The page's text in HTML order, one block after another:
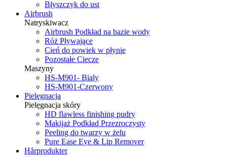
Błyszczyk do ust
Airbrush
Natryskiwacz
Airbrush Podkład na bazie wody
Róż Pływające
Cień do powiek w płynie
Pozostałe Ciecze
Maszyny
HS-M901- Bialy
HS-M901-Czerwony
Pielęgnacja
Pielęgnacja skóry
HD flawless finishing pudry
Makijaż Podkład Przezroczysty
Peeling do twarzy w żelu
Pure Ease Eye & Lip Remover
Hårprodukter